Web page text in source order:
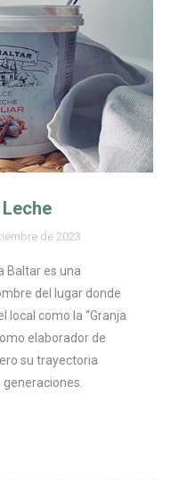
de 2023
Baltar es una
del lugar donde
local como la “Granja
elaborador de
su trayectoria